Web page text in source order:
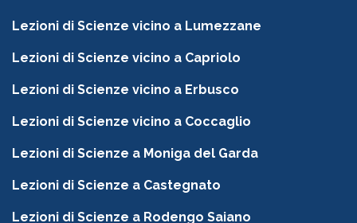
Lezioni di Scienze vicino a Lumezzane
Lezioni di Scienze vicino a Capriolo
Lezioni di Scienze vicino a Erbusco
Lezioni di Scienze vicino a Coccaglio
Lezioni di Scienze a Moniga del Garda
Lezioni di Scienze a Castegnato
Lezioni di Scienze a Rodengo Saiano